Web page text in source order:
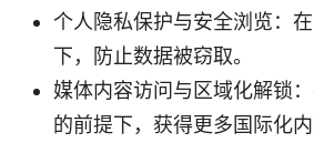
个人隐私保护与安全浏览：
下，防止数据被窃取。
媒体内容访问与区域化解锁
的前提下，获得更多国际化内